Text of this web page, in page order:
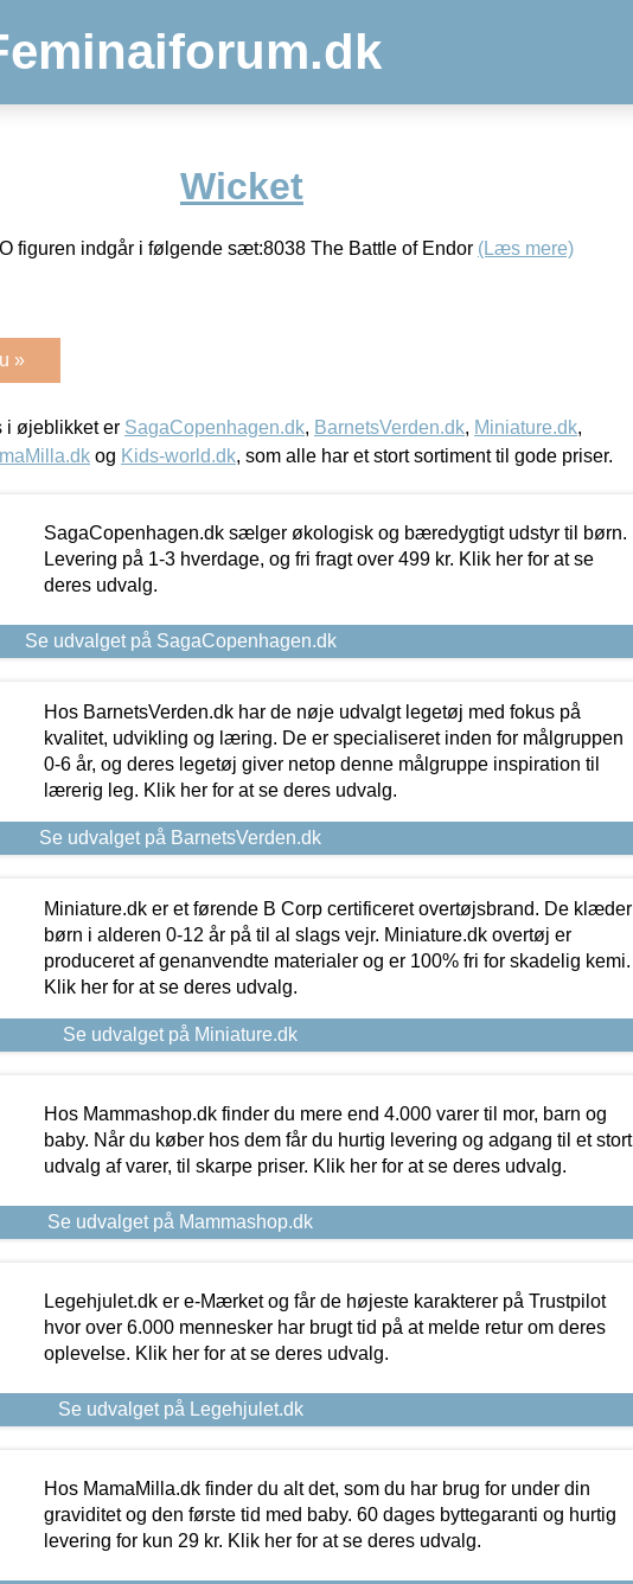
Wicket
figuren indgår i følgende sæt:8038 The Battle of Endor (Læs mere)
»
i øjeblikket er SagaCopenhagen.dk, BarnetsVerden.dk, Miniature.dk,
og Kids-world.dk, som alle har et stort sortiment til gode priser.
SagaCopenhagen.dk sælger økologisk og bæredygtigt udstyr til børn.
Levering på 1-3 hverdage, og fri fragt over 499 kr. Klik her for at se
deres udvalg.
Se udvalget på SagaCopenhagen.dk
Hos BarnetsVerden.dk har de nøje udvalgt legetøj med fokus på
kvalitet, udvikling og læring. De er specialiseret inden for målgruppen
0-6 år, og deres legetøj giver netop denne målgruppe inspiration til
lærerig leg. Klik her for at se deres udvalg.
Se udvalget på BarnetsVerden.dk
Miniature.dk er et førende B Corp certificeret overtøjsbrand. De klæder
børn i alderen 0-12 år på til al slags vejr. Miniature.dk overtøj er
produceret af genanvendte materialer og er 100% fri for skadelig kemi.
Klik her for at se deres udvalg.
Se udvalget på Miniature.dk
Hos Mammashop.dk finder du mere end 4.000 varer til mor, barn og
baby. Når du køber hos dem får du hurtig levering og adgang til et stort
udvalg af varer, til skarpe priser. Klik her for at se deres udvalg.
Se udvalget på Mammashop.dk
Legehjulet.dk er e-Mærket og får de højeste karakterer på Trustpilot
hvor over 6.000 mennesker har brugt tid på at melde retur om deres
oplevelse. Klik her for at se deres udvalg.
Se udvalget på Legehjulet.dk
Hos MamaMilla.dk finder du alt det, som du har brug for under din
graviditet og den første tid med baby. 60 dages byttegaranti og hurtig
levering for kun 29 kr. Klik her for at se deres udvalg.